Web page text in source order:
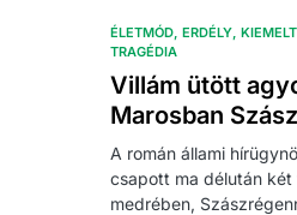
ÉLETMÓD ERDÉLY
TRAGÉDIA
Villám ütött
Marosban
A román állami
csapott ma délután
medrében,